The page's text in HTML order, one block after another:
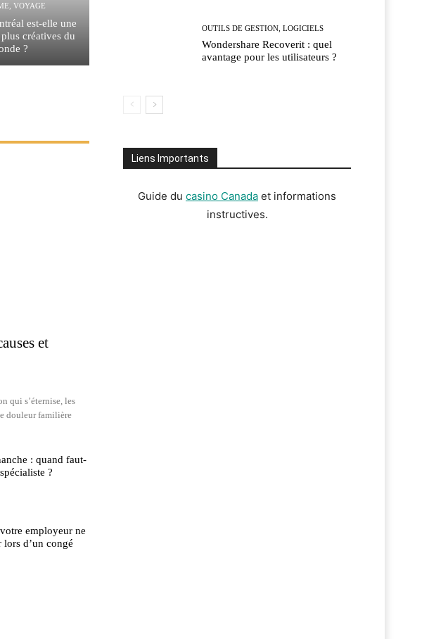
VOYAGE
est-elle une
créatives du
?
et
qui s’éternise, les
douleur familière
: quand faut-
?
employeur ne
lors d’un congé
OUTILS DE GESTION, LOGICIELS
Wondershare Recoverit : quel
avantage pour les utilisateurs ?
Liens Importants
Guide du casino Canada et informations
instructives.